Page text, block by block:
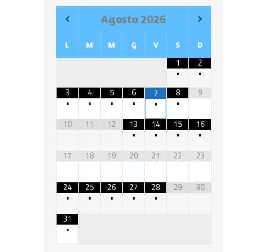
Agosto 2026
L M M G V S D
1
•
2
•
3
•
4
•
5
•
6
•
7
•
8
•
9
10 11 12
13
•
14
•
15
•
16
•
17
18 19 20 21 22 23
24
•
25
•
26
•
27
•
28
•
29 30
31
•